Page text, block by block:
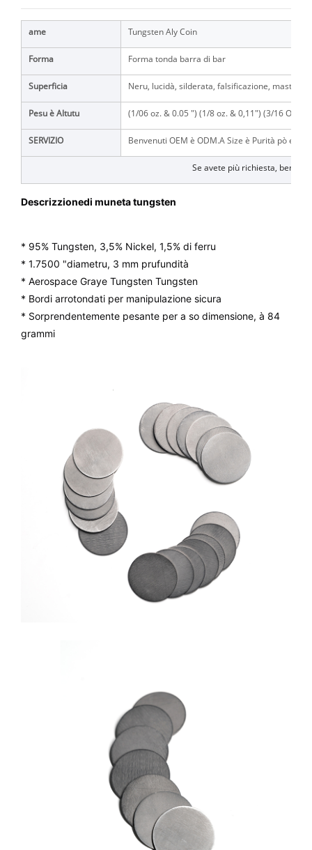
ame Tungsten Aly Coin
Forma Forma tonda barra di bar
Superficia Neru, lucidà, silderata, falsificazione, masterina
Pesu è Altutu (1/06 oz. & 0.05 ") (1/8 oz. & 0,11") (3/16 Oz. &
SERVIZIO Benvenuti OEM è ODM.A Size è Purità pò
Se avete più richiesta,
Descrizzionedi muneta tungsten
* 95% Tungsten, 3,5% Nickel, 1,5% di ferru
* 1.7500 "diametru, 3 mm prufundità
* Aerospace Graye Tungsten Tungsten
* Bordi arrotondati per manipulazione sicura
* Sorprendentemente pesante per a so dimensione, à 84
grammi